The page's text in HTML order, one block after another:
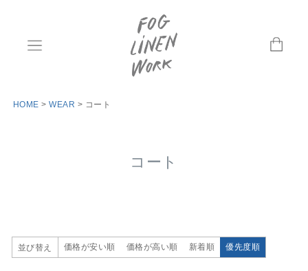
HOME WEAR コート
コート
並び替え 価格が安い順 価格が高い順 新着順 優先度順